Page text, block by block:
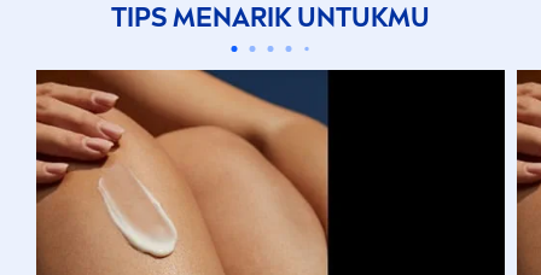
TIPSMENARIK UNTUKMU